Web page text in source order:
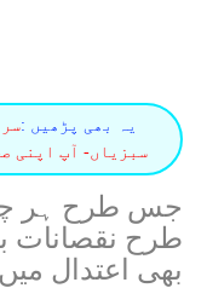
یہ بھی پڑھیں :
سبزیاں- آپ اپنی
جس طرح ہر
طرح نقصانات
بھی اعتدال